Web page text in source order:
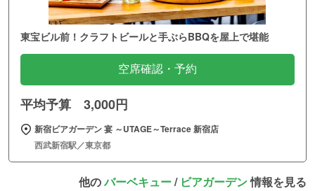
東宝ビル前！クラフトビールと手ぶらBBQを屋上で堪能
空席確認・予約
平均予算 3,000円
新宿ビアガーデン 宴 ～UTAGE～Terrace 新宿店
西武新宿駅／東京都
他のバーベキュー/ ビアガーデン情報を見る